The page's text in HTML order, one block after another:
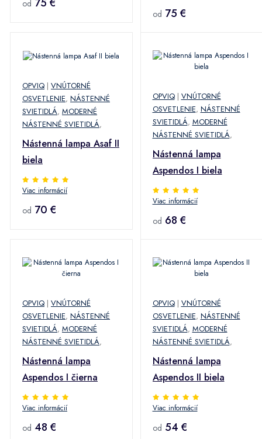
od
od 75 €
OPVIQ | VNÚTORNÉ
OSVETLENIE, NÁSTENNÉ
SVIETIDLÁ, MODERNÉ
NÁSTENNÉ SVIETIDLÁ,
Nástenná lampa Asaf II
biela
Viac informácií
od 70 €
OPVIQ| VNÚTORNÉ
OSVETLENIE, NÁSTENNÉ
SVIETIDLÁ, MODERNÉ
NÁSTENNÉ SVIETIDLÁ,
Nástenná lampa
Aspendos I biela
Viac informácií
od 68 €
OPVIQ | VNÚTORNÉ
OSVETLENIE, NÁSTENNÉ
SVIETIDLÁ, MODERNÉ
NÁSTENNÉ SVIETIDLÁ,
Nástenná lampa
Aspendos I čierna
Viac informácií
od 48 €
OPVIQ| VNÚTORNÉ
OSVETLENIE, NÁSTENNÉ
SVIETIDLÁ, MODERNÉ
NÁSTENNÉ SVIETIDLÁ,
Nástenná lampa
Aspendos II biela
Viac informácií
od 54 €